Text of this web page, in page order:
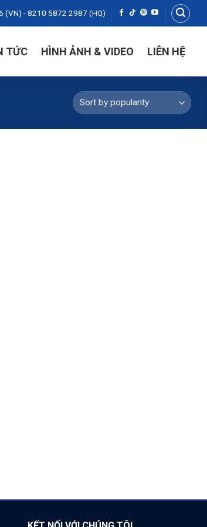
(VN) - 8210 5872 2987 (HQ)
TỨC HÌNH ẢNH & VIDEO LIÊN HỆ